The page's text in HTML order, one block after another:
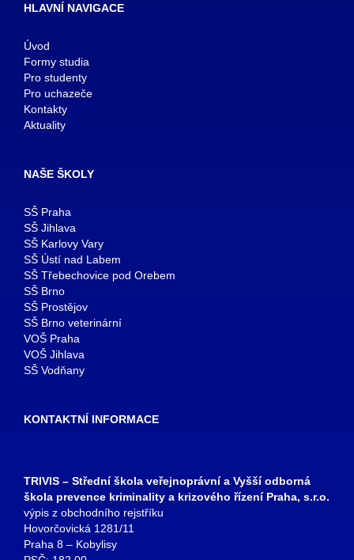
HLAVNÍ NAVIGACE
Úvod
Formy studia
Pro studenty
Pro uchazeče
Kontakty
Aktuality
NAŠE ŠKOLY
SŠ Praha
SŠ Jihlava
SŠ Karlovy Vary
SŠ Ústí nad Labem
SŠ Třebechovice pod Orebem
SŠ Brno
SŠ Prostějov
SŠ Brno veterinární
VOŠ Praha
VOŠ Jihlava
SŠ Vodňany
KONTAKTNÍ INFORMACE
TRIVIS – Střední škola veřejnoprávní a Vyšší odborná
škola prevence kriminality a krizového řízení Praha, s.r.o.
výpis z obchodního rejstříku
Hovorčovická 1281/11
Praha 8 – Kobylisy